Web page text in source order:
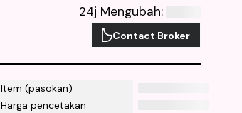
24j Mengubah:
Contact Broker
Item (pasokan)
Harga pencetakan